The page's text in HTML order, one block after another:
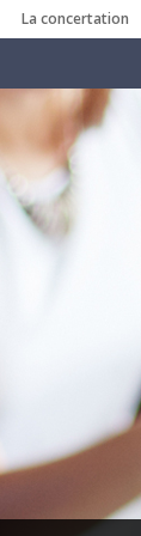
La concertation